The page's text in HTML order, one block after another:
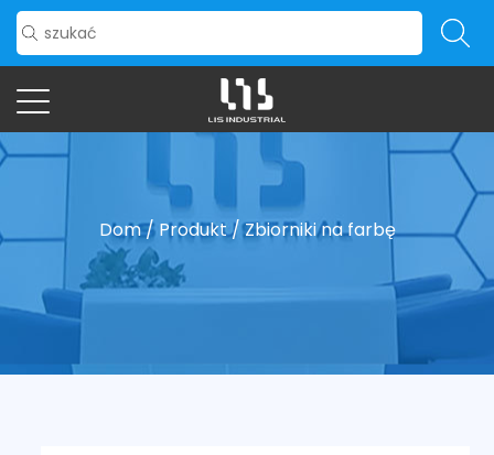
Dom/Produkt/Zbiorniki na farbę